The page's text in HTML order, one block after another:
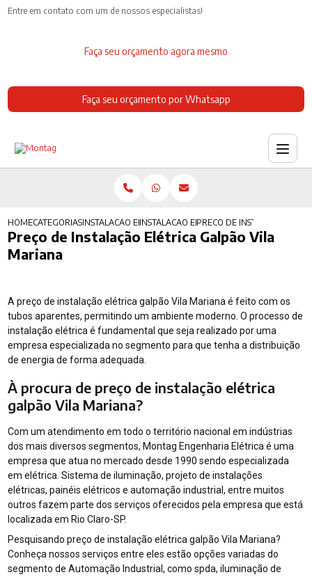
Entre em contato com um de nossos especialistas!
Faça seu orçamento agora mesmo
Faça seu orçamento por Whatsapp
HOMECATEGORIASINSTALACAO ELETRICAINSTALACAO ELETRICA ESTILO INDUSTRIAL
PRECO DE INSTALACAO
Preço de Instalação Elétrica Galpão Vila
Mariana
A preço de instalação elétrica galpão Vila Mariana é feito com os
tubos aparentes, permitindo um ambiente moderno. O processo de
instalação elétrica é fundamental que seja realizado por uma
empresa especializada no segmento para que tenha a distribuição
de energia de forma adequada.
À procura de preço de instalação elétrica
galpão Vila Mariana?
Com um atendimento em todo o território nacional em indústrias
dos mais diversos segmentos, Montag Engenharia Elétrica é uma
empresa que atua no mercado desde 1990 sendo especializada
em elétrica. Sistema de iluminação, projeto de instalações
elétricas, painéis elétricos e automação industrial, entre muitos
outros fazem parte dos serviços oferecidos pela empresa que está
localizada em Rio Claro-SP.
Pesquisando preço de instalação elétrica galpão Vila Mariana?
Conheça nossos serviços entre eles estão opções variadas do
segmento de Automação Industrial, como spda, iluminação de